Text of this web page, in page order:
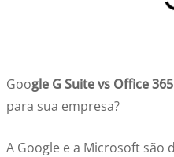
Google G Suite vs Office
para sua empresa?
A Google e a Microsoft são